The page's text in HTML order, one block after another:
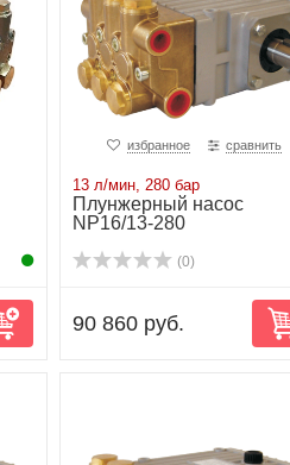
избранное сравнить
13 л/мин, 280 бар
Плунжерный насос
NP16/13-280
(0)
90 860 руб.